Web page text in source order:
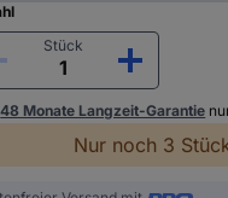
Stück
48 Monate Langzeit-Garantie
Nur noch 3